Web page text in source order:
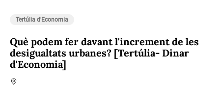
Tertúlia d'Economia
Què podem fer davant l'increment de les
desigualtats urbanes? [Tertúlia- Dinar
d'Economia]